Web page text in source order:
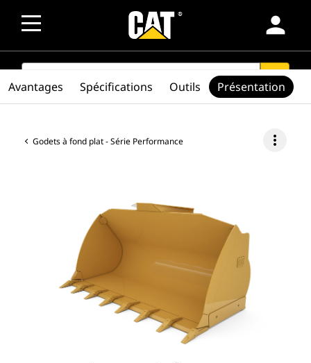
person
SEARCH search
Godets à fond plat - Série Performance more_vert
Avantages Spécifications Outils Présentation